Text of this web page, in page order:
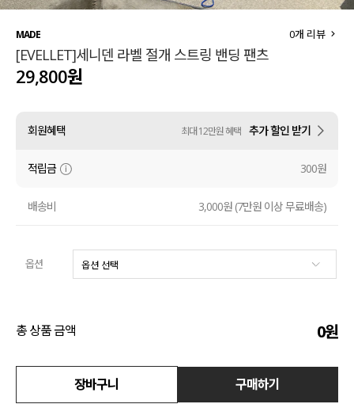
티셔츠
셔츠
원피스
니트
언더웨어
MADE
[EVELLET]세니덴 라벨 절개 스트링 밴딩 팬츠
0개 리뷰
29,800원
회원혜택 최대 12만원 혜택 추가 할인 받기
적립금 300원
배송비 3,000원 (7만원 이상 무료배송)
옵션
총 상품 금액 0원
장바구니 구매하기